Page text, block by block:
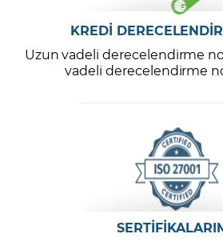
KREDİ
Uzun vadeli derecelendirme
vadeli derecelendirme